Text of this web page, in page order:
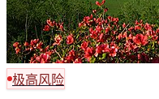
极高风险